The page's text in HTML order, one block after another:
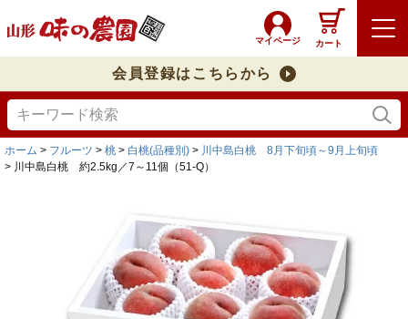
マイページ カート
会員登録はこちらから
ホーム フルーツ 桃 白桃(品種別)
川中島白桃 8月下旬頃～9月上旬頃
川中島白桃 約2.5kg／7～11個（51-Q）